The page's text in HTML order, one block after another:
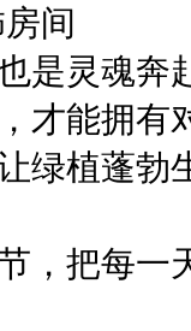
间
是灵魂奔
才能拥有
绿植蓬勃
，把每一